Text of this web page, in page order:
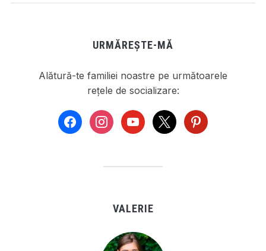
URMĂREȘTE-MĂ
Alătură-te familiei noastre pe următoarele
rețele de socializare:
facebookinstagramyoutube
x pinterest
VALERIE